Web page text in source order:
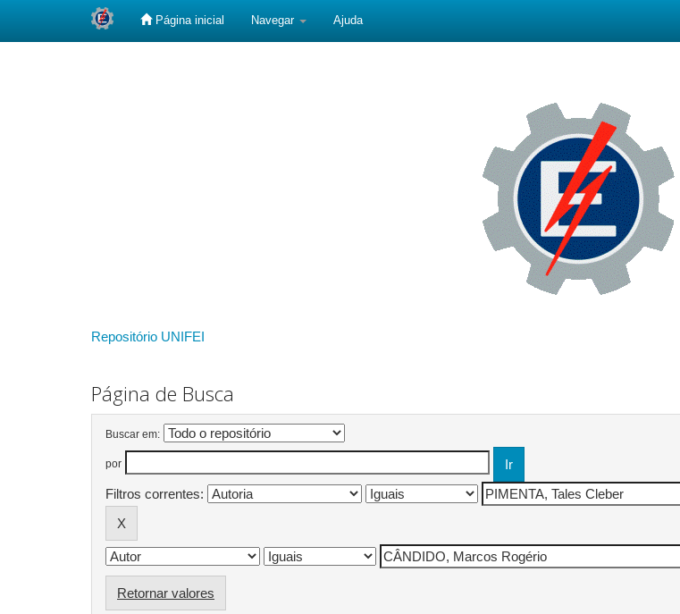
Página inicial Navegar Ajuda
Repositório UNIFEI
Página de Busca
Buscar em:
por
Filtros correntes:
Retornar valores